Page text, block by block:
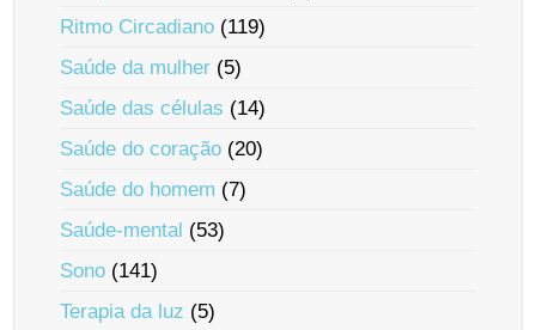
Ritmo Circadiano (119)
Saúde da mulher (5)
Saúde das células (14)
Saúde do coração (20)
Saúde do homem (7)
Saúde-mental (53)
Sono (141)
Terapia da luz (5)